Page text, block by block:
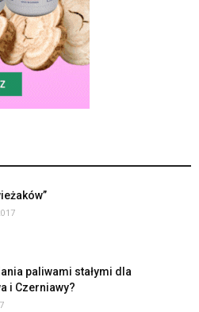
paliwami stałymi dla
i Czerniawy?